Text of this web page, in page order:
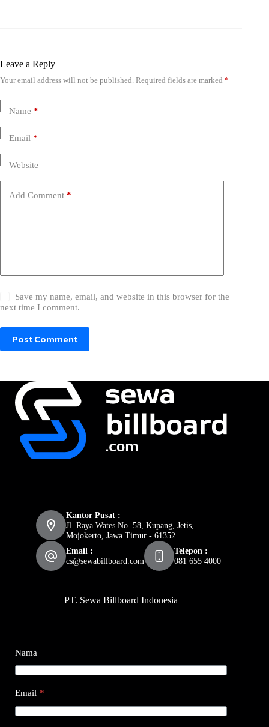
Leave a Reply
Your email address will not be published. Required fields are marked *
Name*
Email*
Website
Add Comment *
Save my name, email, and website in this browser for the
next time I comment.
Post Comment
Kantor Pusat :
Jl. Raya Wates No. 58, Kupang, Jetis,
Mojokerto, Jawa Timur - 61352
Email :
cs@sewabillboard.com
Telepon :
081 655 4000
PT. Sewa Billboard Indonesia
Nama
Email *